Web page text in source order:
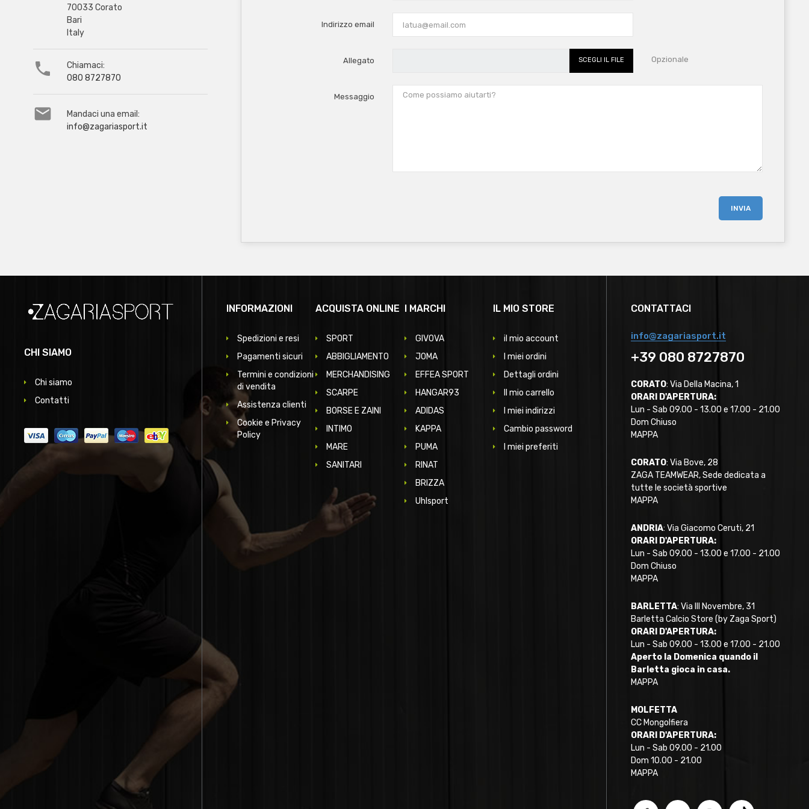
70033 Corato
Bari
Italy

Chiamaci:
080 8727870

Mandaci una email:
info@zagariasport.it
Indirizzo email
Allegato SCEGLI IL FILE Opzionale
Messaggio
CHI SIAMO
Chi siamo
Contatti
CONTATTACI
info@zagariasport.it
+39 080 8727870
CORATO: Via Della Macina, 1
ORARI D'APERTURA:
Lun - Sab 09.00 - 13.00 e 17.00 - 21.00
Dom Chiuso
MAPPA
CORATO: Via Bove, 28
ZAGA TEAMWEAR, Sede dedicata a
tutte le società sportive
MAPPA
ANDRIA: Via Giacomo Ceruti, 21
ORARI D'APERTURA:
Lun - Sab 09.00 - 13.00 e 17.00 - 21.00
Dom Chiuso
MAPPA
BARLETTA: Via III Novembre, 31
Barletta Calcio Store (by Zaga Sport)
ORARI D'APERTURA:
Lun - Sab 09.00 - 13.00 e 17.00 - 21.00
Aperto la Domenica quando il
Barletta gioca in casa.
MAPPA
MOLFETTA
CC Mongolfiera
ORARI D'APERTURA:
Lun - Sab 09.00 - 21.00
Dom 10.00 - 21.00
MAPPA
INFORMAZIONI
Spedizioni e resi
Pagamenti sicuri
Termini e condizioni
di vendita
Assistenza clienti
Cookie e Privacy
Policy
ACQUISTA ONLINE
SPORT
ABBIGLIAMENTO
MERCHANDISING
SCARPE
BORSE E ZAINI
INTIMO
MARE
SANITARI
I MARCHI
GIVOVA
JOMA
EFFEA SPORT
HANGAR93
ADIDAS
KAPPA
PUMA
RINAT
BRIZZA
Uhlsport
IL MIO STORE
il mio account
I miei ordini
Dettagli ordini
Il mio carrello
I miei indirizzi
Cambio password
I miei preferiti